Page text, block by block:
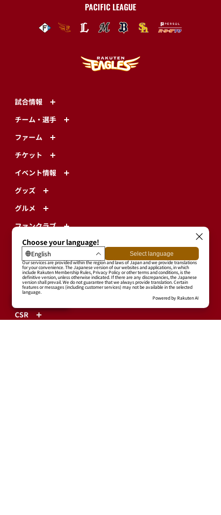
PACIFIC LEAGUE
試合情報
チーム・選手
ファーム
チケット
イベント情報
グッズ
グルメ
ファンクラブ
アカデミー
楽天モバイル 最強パーク宮城
エンターテインメント
TOHOKU SMILE ACTION
CSR